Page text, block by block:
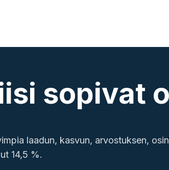
sopivat
laadun, kasvun, arvostuksen,
14,5 %.